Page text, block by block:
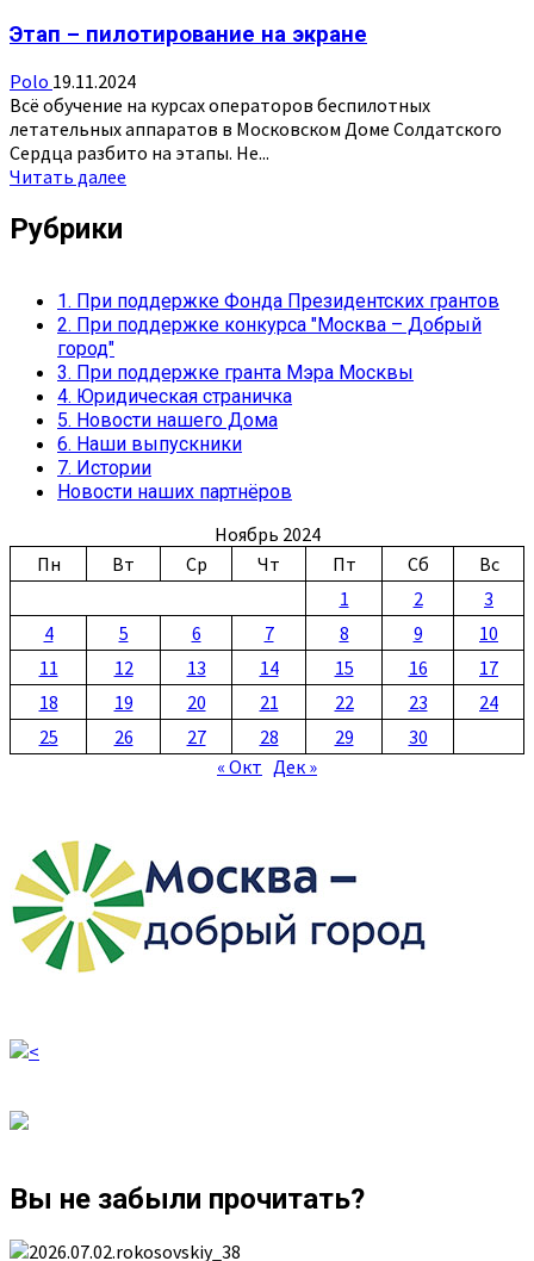
Этап – пилотирование на экране
Polo 19.11.2024
Всё обучение на курсах операторов беспилотных
летательных аппаратов в Московском Доме Солдатского
Сердца разбито на этапы. Не...
Читать далее
пилотирование
на
экране
Рубрики
1. При поддержке Фонда Президентских грантов
2. При поддержке конкурса "Москва – Добрый
город"
3. При поддержке гранта Мэра Москвы
4. Юридическая страничка
5. Новости нашего Дома
6. Наши выпускники
7. Истории
Новости наших партнёров
Ноябрь 2024
Пн
Вт Ср Чт Пт Сб
Вс
1
2
3
4
5 6 7 8 9
10
11
12 13 14 15 16
17
18
19 20 21 22 23
24
25
26 27 28 29
30
« Окт Дек »
Вы не забыли прочитать?